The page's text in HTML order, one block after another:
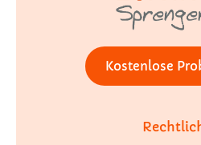
Kostenlose